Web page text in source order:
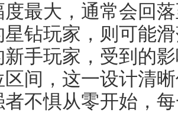
最大，通常会回
星钻玩家，则可能
新手玩家，受到的
间，这一设计清
不惧从零开始，